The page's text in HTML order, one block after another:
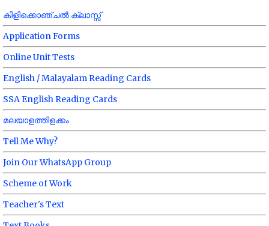
കിളിക്കൊഞ്ചൽ ക്ലാസ്സ്
Application Forms
Online Unit Tests
English / Malayalam Reading Cards
SSA English Reading Cards
മലയാളത്തിളക്കം
Tell Me Why?
Join Our WhatsApp Group
Scheme of Work
Teacher's Text